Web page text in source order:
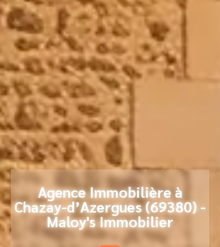
Agence Immobilière à
Chazay-d’Azergues (69380) -
Maloy's Immobilier